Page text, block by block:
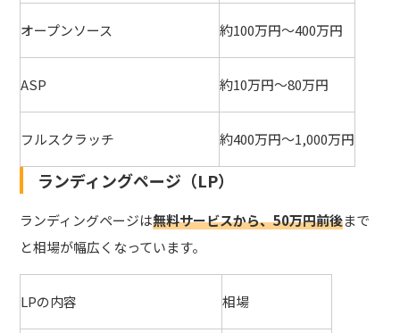
オープンソース 約100万円～400万円
ASP 約10万円～80万円
フルスクラッチ 約400万円～1,000万円
ランディングページ（LP）
ランディングページは無料サービスから、50万円前後まで
と相場が幅広くなっています。
LPの内容 相場